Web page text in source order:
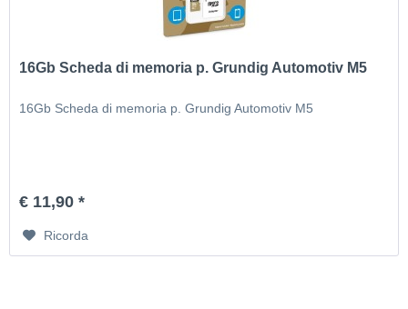
16Gb Scheda di memoria p. Grundig Automotiv M5
16Gb Scheda di memoria p. Grundig Automotiv M5
€ 11,90 *
Ricorda